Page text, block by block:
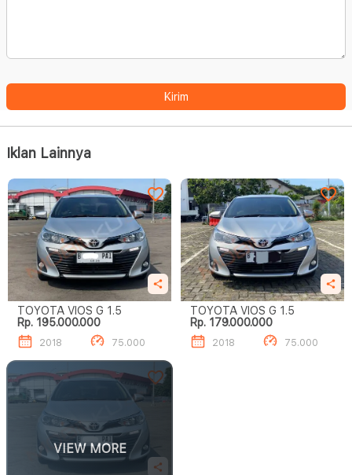
Kirim
Iklan Lainnya
TOYOTA VIOS G 1.5
Rp. 195.000.000
2018 75.000
TOYOTA VIOS G 1.5
Rp. 179.000.000
2018 75.000
VIEW MORE